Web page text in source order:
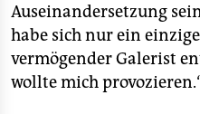
Auseinandersetzung
habe sich nur ein
vermögender Galerist
wollte mich